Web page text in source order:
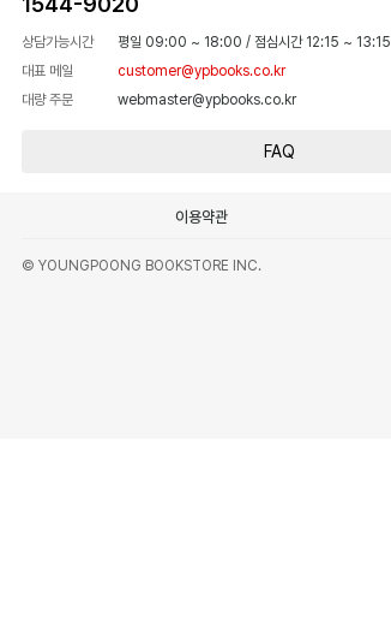
상담가능시간 평일 09:00 ~ 18:00 / 점심시간 12:15 ~ 13:15
대표 메일
customer@ypbooks.co.kr
대량 주문
webmaster@ypbooks.co.kr
FAQ
이용약관
© YOUNGPOONG BOOKSTORE INC.